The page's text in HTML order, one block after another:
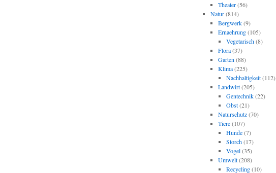
Theater(56)
Natur(814)
Bergwerk(9)
Ernaehrung(105)
Vegetarisch(8)
Flora(37)
Garten (88)
Klima(225)
Nachhaltigkeit(112)
Landwirt(205)
Gentechnik(22)
Obst(21)
Naturschutz(70)
Tiere(107)
Hunde(7)
Storch(17)
Vogel(35)
Umwelt(208)
Recycling(10)